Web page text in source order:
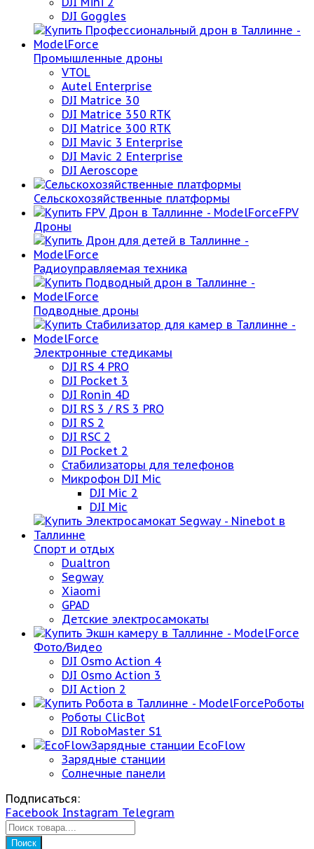
DJI Goggles
Промышленные дроны
VTOL
Autel Enterprise
DJI Matrice 30
DJI Matrice 350 RTK
DJI Matrice 300 RTK
DJI Mavic 3 Enterprise
DJI Mavic 2 Enterprise
DJI Aeroscope
Сельскохозяйственные платформы
FPV
Дроны
Радиоуправляемая техника
Подводные дроны
Электронные стедикамы
DJI RS 4 PRO
DJI Pocket 3
DJI Ronin 4D
DJI RS 3 / RS 3 PRO
DJI RS 2
DJI RSC 2
DJI Pocket 2
Стабилизаторы для телефонов
Микрофон DJI Mic
DJI Mic 2
DJI Mic
Спорт и отдых
Dualtron
Segway
Xiaomi
GPAD
Детские электросамокаты
Фото/Видео
DJI Osmo Action 4
DJI Osmo Action 3
DJI Action 2
Роботы
Роботы ClicBot
DJI RoboMaster S1
Зарядные станции EcoFlow
Зарядные станции
Солнечные панели
Подписаться:
Facebook Instagram Telegram
Поиск